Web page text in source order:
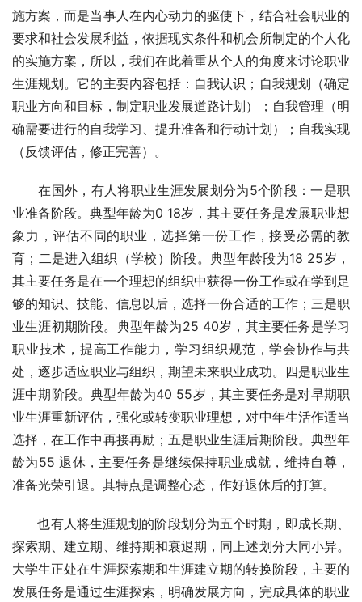
施方案，而是当事人在内心动力的驱使下，结合社会职业的
要求和社会发展利益，依据现实条件和机会所制定的个人化
的实施方案，所以，我们在此着重从个人的角度来讨论职业
生涯规划。它的主要内容包括：自我认识；自我规划（确定
职业方向和目标，制定职业发展道路计划）；自我管理（明
确需要进行的自我学习、提升准备和行动计划）；自我实现
（反馈评估，修正完善）。
在国外，有人将职业生涯发展划分为5个阶段：一是职
业准备阶段。典型年龄为0 18岁，其主要任务是发展职业想
象力，评估不同的职业，选择第一份工作，接受必需的教
育；二是进入组织（学校）阶段。典型年龄段为18 25岁，
其主要任务是在一个理想的组织中获得一份工作或在学到足
够的知识、技能、信息以后，选择一份合适的工作；三是职
业生涯初期阶段。典型年龄为25 40岁，其主要任务是学习
职业技术，提高工作能力，学习组织规范，学会协作与共
处，逐步适应职业与组织，期望未来职业成功。四是职业生
涯中期阶段。典型年龄为40 55岁，其主要任务是对早期职
业生涯重新评估，强化或转变职业理想，对中年生活作适当
选择，在工作中再接再励；五是职业生涯后期阶段。典型年
龄为55 退休，主要任务是继续保持职业成就，维持自尊，
准备光荣引退。其特点是调整心态，作好退休后的打算。
也有人将生涯规划的阶段划分为五个时期，即成长期、
探索期、建立期、维持期和衰退期，同上述划分大同小异。
大学生正处在生涯探索期和生涯建立期的转换阶段，主要的
发展任务是通过生涯探索，明确发展方向，完成具体的职业